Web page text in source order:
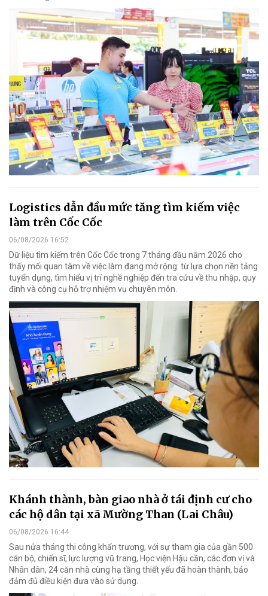
Logistics dẫn đầu mức tăng tìm kiếm việc
làm trên Cốc Cốc
06/08/2026 16:52
Dữ liệu tìm kiếm trên Cốc Cốc trong 7 tháng đầu năm 2026 cho
thấy mối quan tâm về việc làm đang mở rộng: từ lựa chọn nền tảng
tuyển dụng, tìm hiểu vị trí nghề nghiệp đến tra cứu về thu nhập, quy
định và công cụ hỗ trợ nhiệm vụ chuyên môn.
Khánh thành, bàn giao nhà ở tái định cư cho
các hộ dân tại xã Mường Than (Lai Châu)
06/08/2026 16:44
Sau nửa tháng thi công khẩn trương, với sự tham gia của gần 500
cán bộ, chiến sĩ, lực lượng vũ trang, Học viện Hậu cần, các đơn vị và
Nhân dân, 24 căn nhà cùng hạ tầng thiết yếu đã hoàn thành, bảo
đảm đủ điều kiện đưa vào sử dụng.